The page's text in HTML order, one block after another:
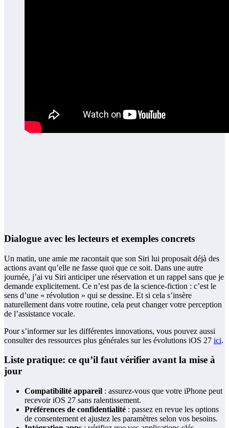
Dialogue avec les lecteurs et exemples concrets
Un matin, une amie me racontait que son Siri lui proposait déjà des
actions avant qu’elle ne fasse quoi que ce soit. Dans une autre
journée, j’ai vu Siri anticiper une réservation et un rappel sans que je
demande explicitement. Ce n’est pas de la science‑fiction : c’est le
sens d’une « révolution » qui se dessine. Et si cela s’insère
naturellement dans votre routine, cela peut changer votre perception
de l’assistance vocale.
Pour s’informer sur les différentes innovations, vous pouvez aussi
consulter des ressources plus générales sur les évolutions iOS 27 ici.
Liste pratique: ce qu’il faut vérifier avant la mise à
jour
Compatibilité appareil : assurez‑vous que votre iPhone peut
recevoir iOS 27 sans ralentissement.
Préférences de confidentialité : passez en revue les options
de consentement et ajustez les paramètres selon vos besoins.